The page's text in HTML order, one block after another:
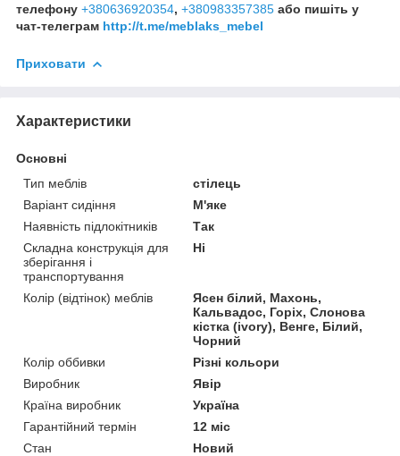
телефону +380636920354, +380983357385 або пишіть у
чат-телеграм http://t.me/meblaks_mebel
Приховати
Характеристики
Основні
Тип меблів
стілець
Варіант сидіння
М'яке
Наявність підлокітників
Так
Складна конструкція для
зберігання і
транспортування
Ні
Колір (відтінок) меблів
Ясен білий, Махонь,
Кальвадос, Горіх, Слонова
кістка (ivory), Венге, Білий,
Чорний
Колір оббивки
Різні кольори
Виробник
Явір
Країна виробник
Україна
Гарантійний термін
12 міс
Стан
Новий